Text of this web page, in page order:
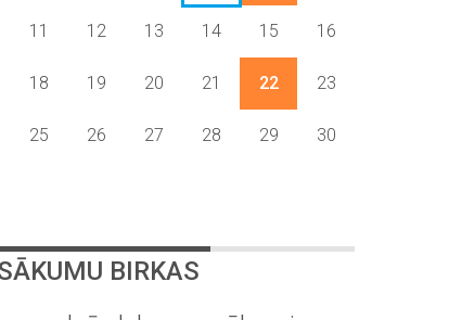
11 12 13 14 15 16
18 19 20 21 22 23
25 26 27 28 29 30
BIRKAS